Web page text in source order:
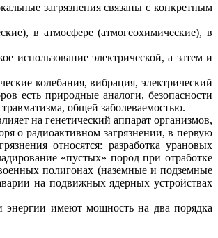
загрязнения связаны с конкретным
в атмосфере (атмогеохимические), в
использование электрической, а затем и
колебания, вибрация, электрический
есть природные аналоги, безопасности
общей заболеваемостью.
на генетический аппарат организмов,
о радиоактивном загрязнении, в первую
относятся: разработка урановых
«пустых» пород при отработке
полигонах (наземные и подземные
на подвижных ядерных устройствах
энергии имеют мощность на два порядка